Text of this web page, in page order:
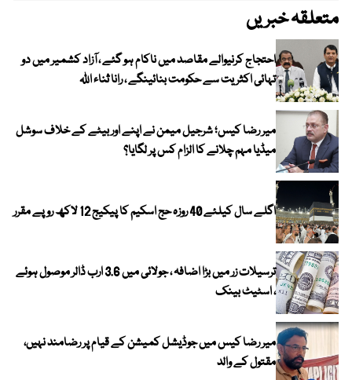
متعلقہ خبریں
احتجاج کرنیوالے مقاصد میں ناکام ہو گئے ، آزاد کشمیر میں دو
تہائی اکثریت سے حکومت بنائینگے ، رانا ثناء اللہ
میر رضا کیس؛ شرجیل میمن نے اپنے اور بیٹے کے خلاف سوشل
میڈیا مہم چلانے کا الزام کس پر لگایا؟
اگلے سال کیلئے 40 روزہ حج اسکیم کا پیکیج 12 لاکھ روپے مقرر
ترسیلات زر میں بڑا اضافہ ، جولائی میں 3.6 ارب ڈالر موصول ہوئے
، اسٹیٹ بینک
میر رضا کیس میں جوڈیشل کمیشن کے قیام پر رضامند نہیں،
مقتول کے والد